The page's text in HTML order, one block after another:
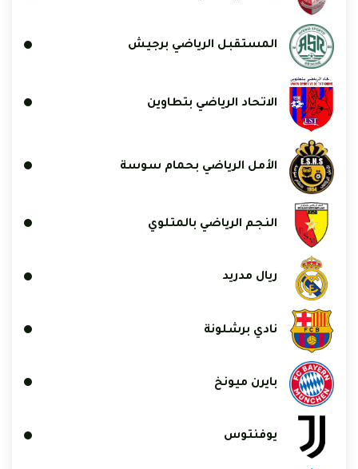
المستقبل الرياضي برجيش
الاتحاد الرياضي بتطاوين
الأمل الرياضي بحمام سوسة
النجم الرياضي بالمتلوي
ريال مدريد
نادي برشلونة
بايرن ميونخ
يوفنتوس